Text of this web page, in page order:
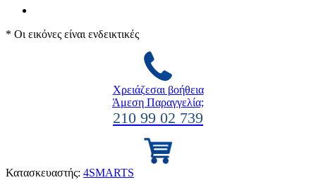
* Οι εικόνες είναι ενδεικτικές
Χρειάζεσαι βοήθεια
Άμεση Παραγγελία;
210 99 02 739
Κατασκευαστής: 4SMARTS